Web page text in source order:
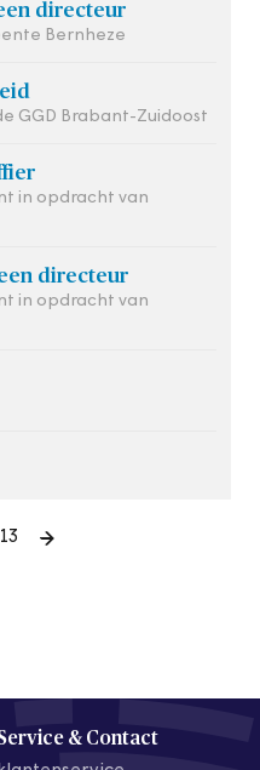
directeur
Bernheze
GGD Brabant-Zuidoost
in opdracht van
directeur
in opdracht van
13
& Contact